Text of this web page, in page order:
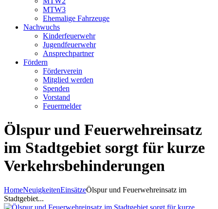
MTW3
Ehemalige Fahrzeuge
Nachwuchs
Kinderfeuerwehr
Jugendfeuerwehr
Ansprechpartner
Fördern
Förderverein
Mitglied werden
Spenden
Vorstand
Feuermelder
Ölspur und Feuerwehreinsatz
im Stadtgebiet sorgt für kurze
Verkehrsbehinderungen
HomeNeuigkeitenEinsätzeÖlspur und Feuerwehreinsatz im
Stadtgebiet...